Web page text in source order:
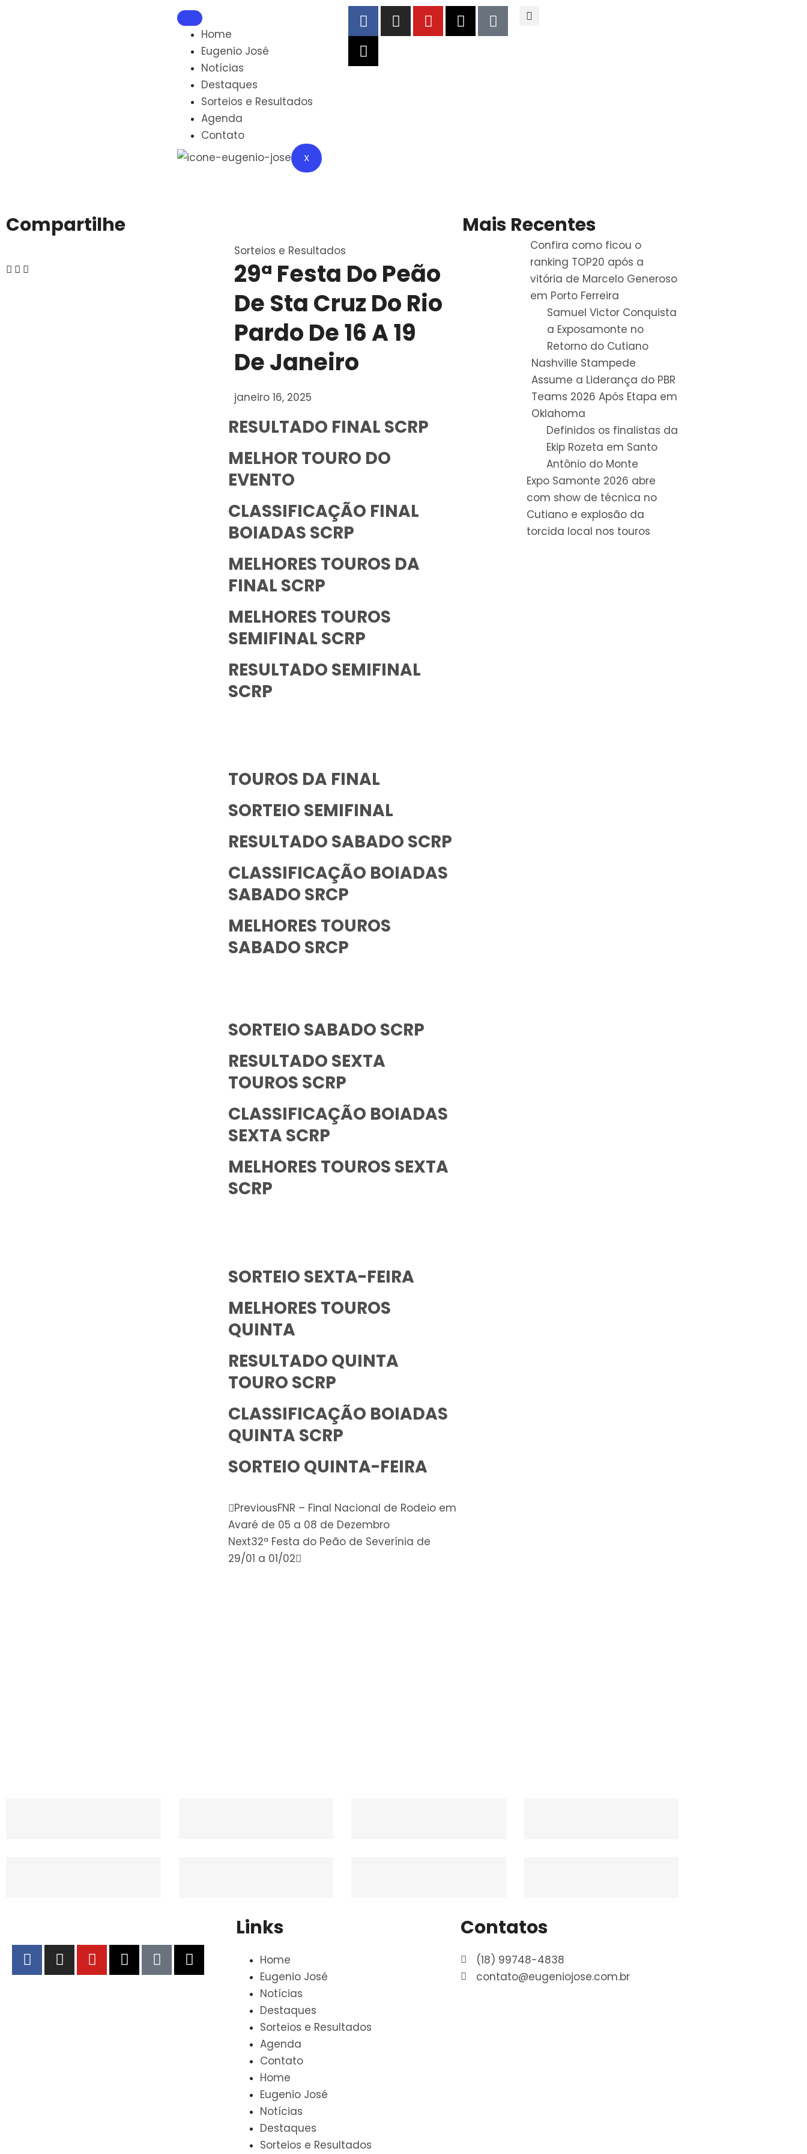
Home
Eugenio José
Notícias
Destaques
Sorteios e Resultados
Agenda
Contato
X
Compartilhe
Sorteios e Resultados
29ª Festa Do Peão
De Sta Cruz Do Rio
Pardo De 16 A 19
De Janeiro
janeiro 16, 2025
RESULTADO FINAL SCRP
MELHOR TOURO DO
EVENTO
CLASSIFICAÇÃO FINAL
BOIADAS SCRP
MELHORES TOUROS DA
FINAL SCRP
MELHORES TOUROS
SEMIFINAL SCRP
RESULTADO SEMIFINAL
SCRP
TOUROS DA FINAL
SORTEIO SEMIFINAL
RESULTADO SABADO SCRP
CLASSIFICAÇÃO BOIADAS
SABADO SRCP
MELHORES TOUROS
SABADO SRCP
SORTEIO SABADO SCRP
RESULTADO SEXTA
TOUROS SCRP
CLASSIFICAÇÃO BOIADAS
SEXTA SCRP
MELHORES TOUROS SEXTA
SCRP
SORTEIO SEXTA-FEIRA
MELHORES TOUROS
QUINTA
RESULTADO QUINTA
TOURO SCRP
CLASSIFICAÇÃO BOIADAS
QUINTA SCRP
SORTEIO QUINTA-FEIRA
PreviousFNR – Final Nacional de Rodeio em
Avaré de 05 a 08 de Dezembro
Next32ª Festa do Peão de Severínia de
29/01 a 01/02
Mais Recentes
Confira como ficou o
ranking TOP20 após a
vitória de Marcelo Generoso
em Porto Ferreira
Samuel Victor Conquista
a Exposamonte no
Retorno do Cutiano
Nashville Stampede
Assume a Liderança do PBR
Teams 2026 Após Etapa em
Oklahoma
Definidos os finalistas da
Ekip Rozeta em Santo
Antônio do Monte
Expo Samonte 2026 abre
com show de técnica no
Cutiano e explosão da
torcida local nos touros
Links
Home
Eugenio José
Notícias
Destaques
Sorteios e Resultados
Agenda
Contato
Home
Eugenio José
Notícias
Destaques
Sorteios e Resultados
Contatos
(18) 99748-4838
contato@eugeniojose.com.br